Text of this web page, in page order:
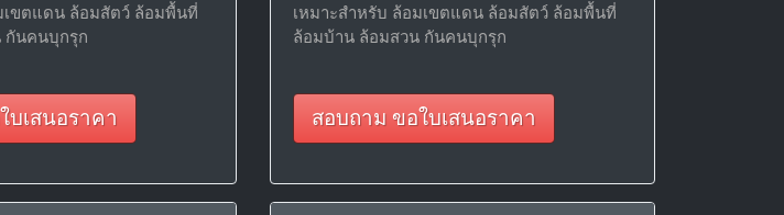
เขตแดน ล้อมสัตว์ ล้อมพื้นที่
กันคนบุกรุก
บเสนอราคา
เหมาะสำหรับ ล้อมเขตแดน ล้อมสัตว์ ล้อมพื้นที่
ล้อมบ้าน ล้อมสวน กันคนบุกรุก
สอบถาม ขอใบเสนอราคา